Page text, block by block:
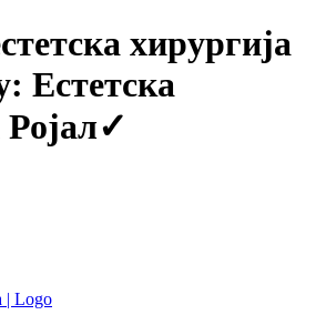
хирургија
Естетска
Ројал✓